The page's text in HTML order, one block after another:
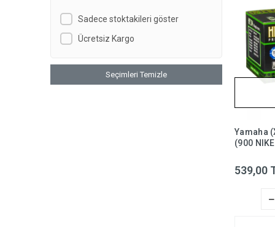
Sadece stoktakileri göster
Ücretsiz Kargo
Seçimleri Temizle
Yamaha
(900
539,00